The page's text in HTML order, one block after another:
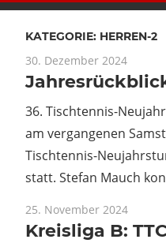
KATEGORIE: HERREN-2
30. Dezember 2024
36. Tischtennis-
am vergangenen
Tischtennis-
statt. Stefan Mauch
25. November 2024
Kreisliga B: